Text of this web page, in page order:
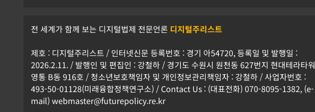
전 세계가 함께 보는 디지털법제 전문언론 디지털주리스트
제호 : 디지털주리스트 / 인터넷신문 등록번호 : 경기 아54720, 등록일 및 발행일 :
2026.2.11. / 발행인 및 편집인 : 강철하 / 경기도 수원시 원천동 627번지 현대테라타워
영통 B동 916호 / 청소년보호책임자 및 개인정보관리책임자 : 강철하 / 사업자번호 :
493-50-01128(미래융합정책연구소) / Contact Us : (대표전화) 070-8095-1382, (e-
mail) webmaster@futurepolicy.re.kr